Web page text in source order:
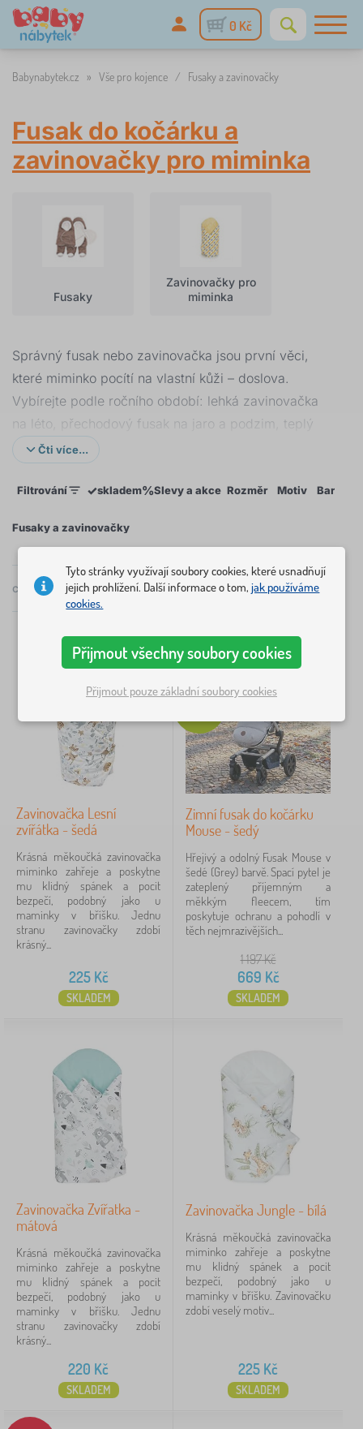
0 Kč
Babynabytek.cz » Vše pro kojence / Fusaky a zavinovačky
Fusak do kočárku a
zavinovačky pro miminka
Fusaky
Zavinovačky pro
miminka
Správný fusak nebo zavinovačka jsou první věci,
které miminko pocítí na vlastní kůži – doslova.
Vybírejte podle ročního období: lehká zavinovačka
na léto, přechodový fusak na jaro a podzim, teplý
zimní fusak do kočárku na mrazy.
potřebné pro bezpečný a pohodlný spánek od
prvního dne.
Čti více...
Filtrování ✓skladem%Slevy a akce Rozměr Motiv Barvy
FILTROVÁNÍ ×
80x80 cm
pro holku
pro kluka
Zvířata
6
květinky
auto
dopravní prostředky
Barvy
bílá
8
vícebarevné
4
šedá
4
hnědá
3
růžová
3
mix barev
Cena
Fusaky a zavinovačky
celkem 16 produktů
Doporučené
Zavinovačka Lesní
zvířátka - šedá
Krásná měkoučká zavinovačka
miminko zahřeje a poskytne
mu klidný spánek a pocit
bezpečí, podobný jako u
maminky v bříšku. Jednu
stranu zavinovačky zdobí
krásný...
225Kč
SKLADEM
-44%
Zimní fusak do kočárku
Mouse - šedý
Hřejivý a odolný Fusak Mouse v
šedé (Grey) barvě. Spací pytel je
zateplený příjemným a
měkkým fleecem, tím
poskytuje ochranu a pohodlí v
těch nejmrazivějších...
1 197Kč
669 Kč
SKLADEM
Zavinovačka Zvířatka -
mátová
Krásná měkoučká zavinovačka
miminko zahřeje a poskytne
mu klidný spánek a pocit
bezpečí, podobný jako u
maminky v bříšku. Jednu
stranu zavinovačky zdobí
krásný...
220 Kč
SKLADEM
Zavinovačka Jungle - bílá
Krásná měkoučká zavinovačka
miminko zahřeje a poskytne
mu klidný spánek a pocit
bezpečí, podobný jako u
maminky v bříšku. Zavinovačku
zdobí veselý motiv...
225 Kč
SKLADEM
Tyto stránky využívají soubory cookies, které usnadňují
jejich prohlížení. Další informace o tom,jak používáme
cookies.
Přijmout všechny soubory cookies
Přijmout pouze základní soubory cookies